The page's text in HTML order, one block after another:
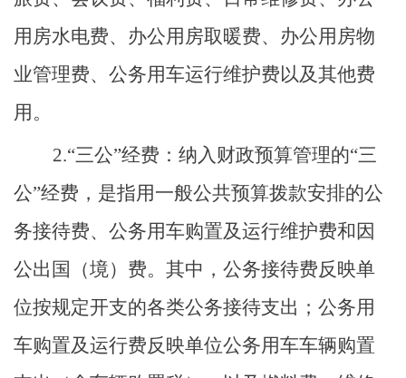
用房水电费、办公用房取暖费、办公用房物
业管理费、公务用车运行维护费以及其他费
用。
2.“三公”经费： 纳入财政预算管理的“三
公”经费，是指用一般公共预算拨款安排的公
务接待费、公务用车购置及运行维护费和因
公出国（境）费。其中，公务接待费反映单
位按规定开支的各类公务接待支出；公务用
车购置及运行费反映单位公务用车车辆购置